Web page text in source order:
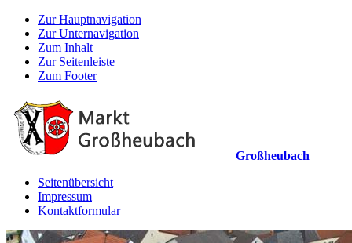
Zur Hauptnavigation
Zur Unternavigation
Zum Inhalt
Zur Seitenleiste
Zum Footer
Großheubach
Seitenübersicht
Impressum
Kontaktformular